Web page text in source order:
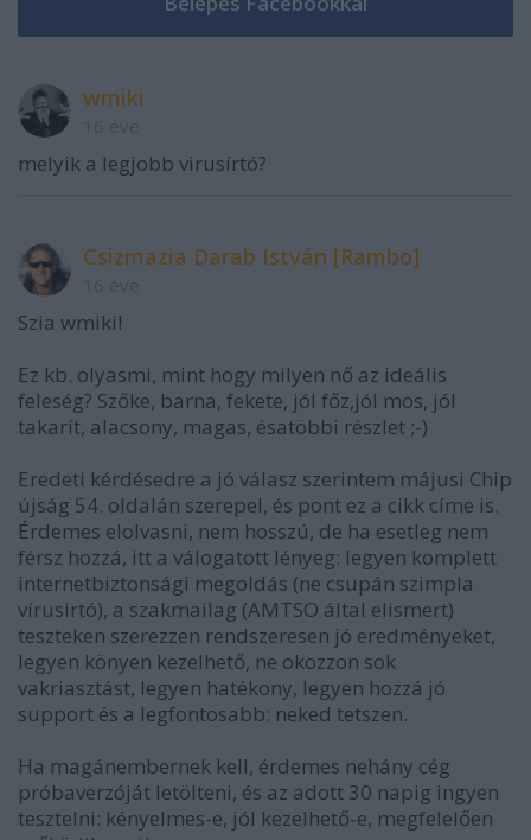
wmiki
melyik a legjobb virusírtó?
Csizmazia Darab István [Rambo]
Szia wmiki!
Ez kb. olyasmi, mint hogy milyen nő az ideális
feleség? Szőke, barna, fekete, jól főz,jól mos, jól
takarít, alacsony, magas, ésatöbbi részlet ;-)
Eredeti kérdésedre a jó válasz szerintem májusi Chip
újság 54. oldalán szerepel, és pont ez a cikk címe is.
Érdemes elolvasni, nem hosszú, de ha esetleg nem
férsz hozzá, itt a válogatott lényeg: legyen komplett
internetbiztonsági megoldás (ne csupán szimpla
vírusirtó), a szakmailag (AMTSO által elismert)
teszteken szerezzen rendszeresen jó eredményeket,
legyen könyen kezelhető, ne okozzon sok
vakriasztást, legyen hatékony, legyen hozzá jó
support és a legfontosabb: neked tetszen.
Ha magánembernek kell, érdemes nehány cég
próbaverzóját letölteni, és az adott 30 napig ingyen
tesztelni: kényelmes-e, jól kezelhető-e, megfelelően